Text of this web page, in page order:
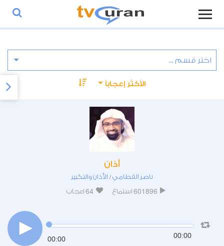
الأكثر إعجاباً
أذان
ناصر القطامي/ الأذان والتكبير
601896 استماع 64 اعجاب
00:00 00:00